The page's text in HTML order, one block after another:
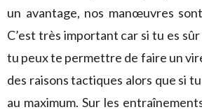
un avantage, nos manœuvres
C’est très important car si tu es
tu peux te permettre de faire un
des raisons tactiques alors que si
au maximum. Sur les